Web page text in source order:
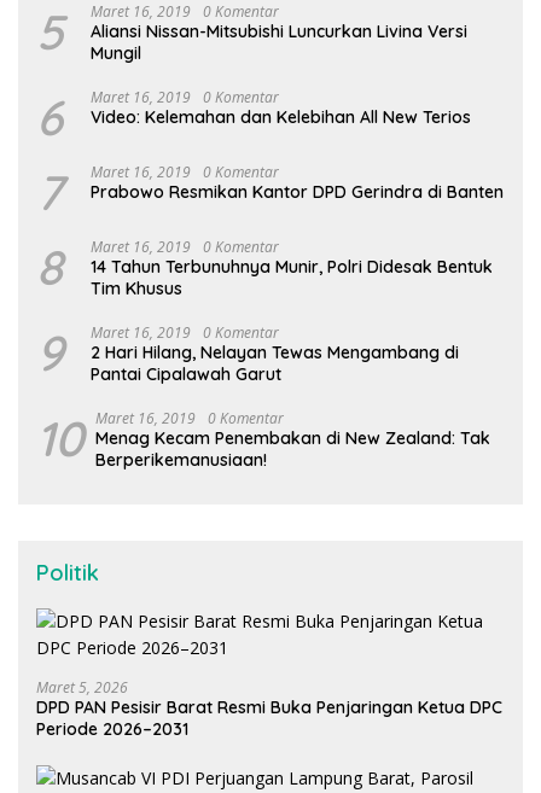
5 Maret 16, 2019 0 Komentar
Aliansi Nissan-Mitsubishi Luncurkan Livina Versi
Mungil
6 Maret 16, 2019 0 Komentar
Video: Kelemahan dan Kelebihan All New Terios
7 Maret 16, 2019 0 Komentar
Prabowo Resmikan Kantor DPD Gerindra di Banten
8 Maret 16, 2019 0 Komentar
14 Tahun Terbunuhnya Munir, Polri Didesak Bentuk
Tim Khusus
9 Maret 16, 2019 0 Komentar
2 Hari Hilang, Nelayan Tewas Mengambang di
Pantai Cipalawah Garut
10 Maret 16, 2019 0 Komentar
Menag Kecam Penembakan di New Zealand: Tak
Berperikemanusiaan!
Politik
Maret 5, 2026
DPD PAN Pesisir Barat Resmi Buka Penjaringan Ketua DPC
Periode 2026–2031